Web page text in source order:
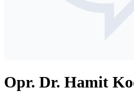
Opr. Dr. Hamit